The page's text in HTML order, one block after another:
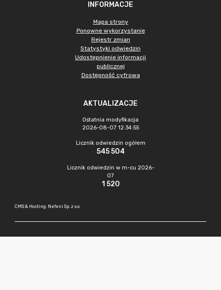
INFORMACJE
Mapa strony
Ponowne wykorzystanie
Rejestr zmian
Statystyki odwiedzin
Udostępnienie informacji
publicznej
Dostępność cyfrowa
AKTUALIZACJE
Ostatnia modyfikacja
2026-08-07 12:34:55
Licznik odwiedzin ogółem
545 504
Licznik odwiedzin w m-cu 2026-
07
1 520
CMS & Hosting: Nefeni Sp. z o.o.